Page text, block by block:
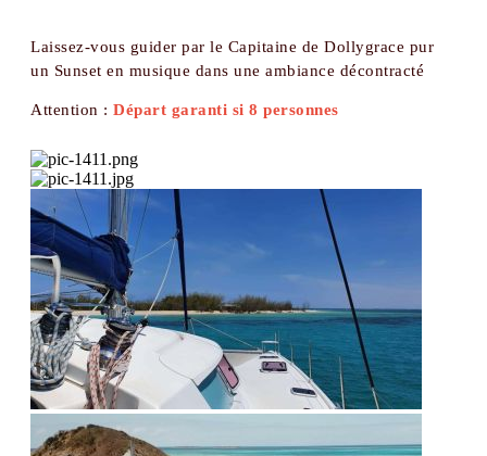
Laissez-vous guider par le Capitaine de Dollygrace pur
un Sunset en musique dans une ambiance décontracté
Attention : Départ garanti si 8 personnes